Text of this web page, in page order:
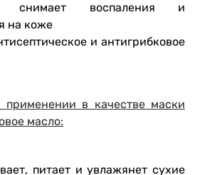
снимает воспаления и
на коже
и антигрибковое
применении в качестве маски
масло:
питает и увлажянет сухие